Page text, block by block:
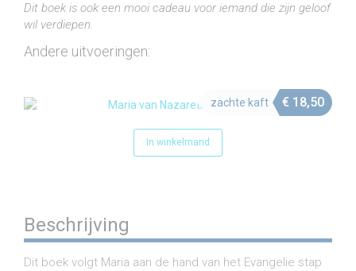
book)
aantal
Dit boek is ook een mooi cadeau voor iemand die zijn geloof
wil verdiepen.
Andere uitvoeringen:
€ 18,50
zachte kaft
In winkelmand
Beschrijving
Dit boek volgt Maria aan de hand van het Evangelie stap